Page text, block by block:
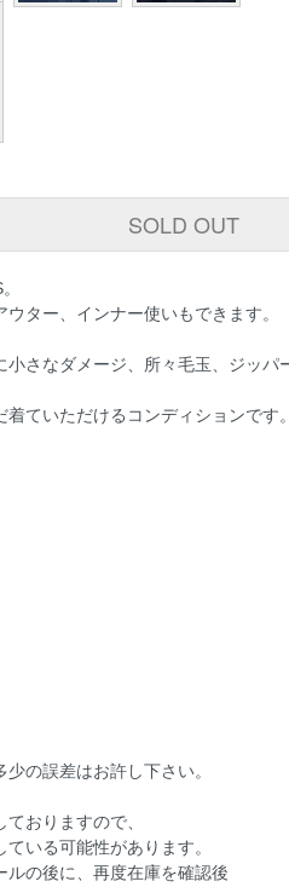
SOLD OUT
ター、インナー使いもできます。
さなダメージ、所々毛玉、ジッ
ていただけるコンディションです。
の誤差はお許し下さい。
おりますので、
いる可能性があります。
ルの後に、再度在庫を確認後